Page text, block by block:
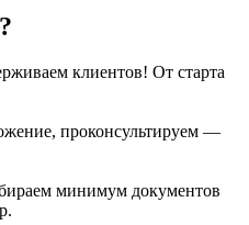
клиентов! От старта
проконсультируем —
минимум документов